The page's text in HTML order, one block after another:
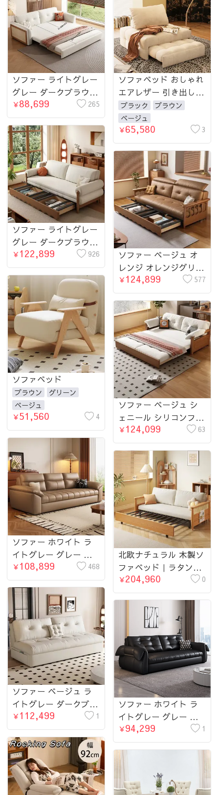
ソファー ライトグレー
グレー ダークブラウン
イエロー ブルー ベー
ジュ フォグブルー オ
レンジ グリーン シェ
ニール シリコンフィル
パイン アッシュ材 hyt-
3775-sofa
￥88,699 265
ソファベッド おしゃれ
エアレザー 引き出しタ
イプ ソファからベッド
幅85cm～幅145cm コ
ンパクト 北欧 おしゃ
れ fms-1844
ブラック
ブラウン
ベージュ
￥65,580 3
ソファー ライトグレー
グレー ダークブラウン
ホワイト ライトブルー
オレンジ グリーン シ
ェニール シリコンフィ
ル アッシュ材 パイン
多層板 hyt-3776-sofa
￥122,899 926
ソファー ベージュ オ
レンジ オレンジグリー
ン ライトグレー グレ
ー ブラック グリーン
ブラウン ブラウンレッ
ド 合皮 シリコンフィ
ル 無垢材 オーク パイ
ン 多層板 hyt-3777-
sofa
￥124,899 577
ソファベッド
ブラウン
グリーン
ベージュ
￥51,560 4
ソファー ベージュ シ
ェニール シリコンフィ
ル アッシュ材 パイン
hyt-3778-sofa
￥124,099 63
ソファー ホワイト ラ
イトグレー グレー グ
リーン ダークブラウン
オレンジ ブラック ブ
ルー 合皮 シリコンフ
ィル 無垢材 ダウン
hyt-3779-sofa
￥108,899 468
北欧ナチュラル 木製ソ
ファベッド｜ラタン調
サイド×収納付き キャ
スター搭載 おしゃれリ
ビング用 hemw-6300
￥204,960 0
ソファー ベージュ ラ
イトグレー ダークブラ
ウン ブルー オレンジ
エメラルドグリーン ダ
ークグレー エアレザー
シリコンフィル 無垢材
ダウン hyt-3781-sofa
￥112,499 1
ソファー ホワイト ラ
イトグレー グレー グ
リーン ダークブラウン
オレンジ ブラック ブ
ルー 合皮 シリコンフ
ィル 無垢材 ダウン
hyt-3784-sofa
￥94,299 1